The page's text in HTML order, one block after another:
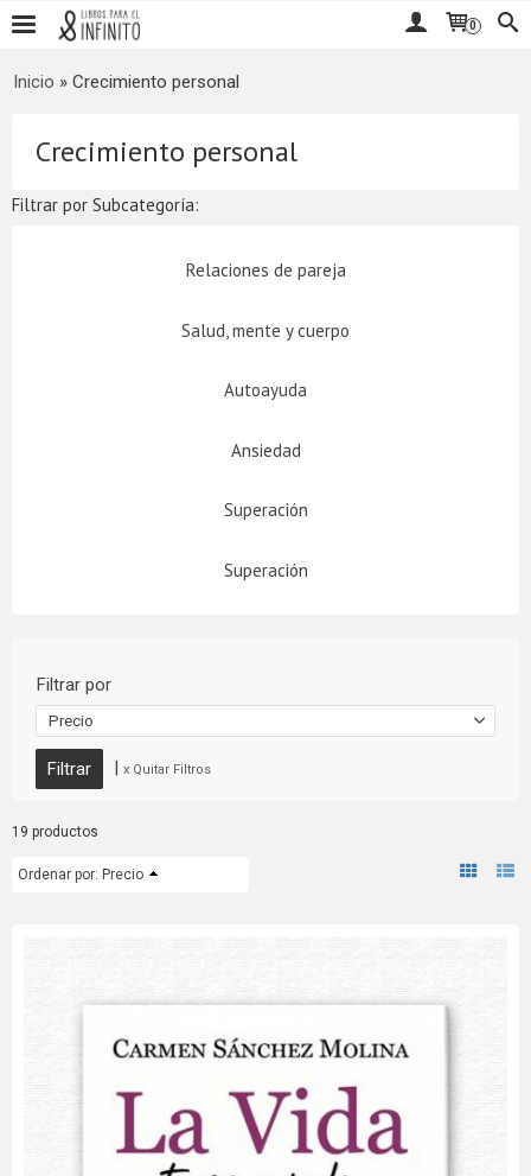
0
Inicio » Crecimiento personal
Crecimiento personal
Filtrar por Subcategoría:
Relaciones de pareja
Salud, mente y cuerpo
Autoayuda
Ansiedad
Superación
Superación
Filtrar por
Precio
| x Quitar Filtros
19 productos
Ordenar por: Precio